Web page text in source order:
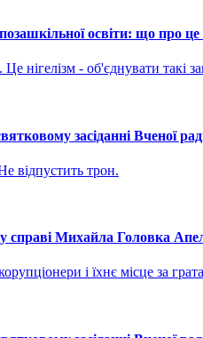
освіти: що про
нігелізм - об'єднувати такі
засіданні Вченої
відпустить трон.
справі Михайла Головка
і їхнє місце за